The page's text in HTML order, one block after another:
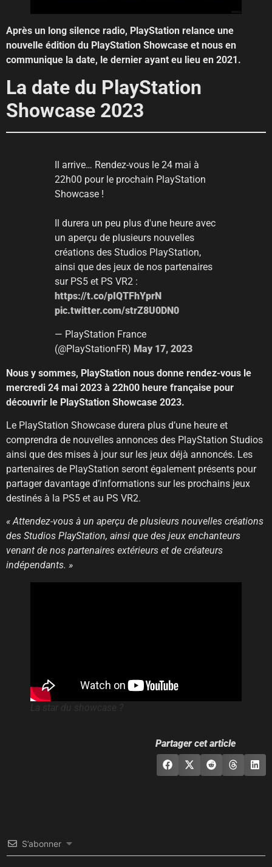
Après un long silence radio, PlayStation relance une
nouvelle édition du PlayStation Showcase et nous en
communique la date, le dernier ayant eu lieu en 2021.
La date du PlayStation
Showcase 2023
Il arrive… Rendez-vous le 24 mai à
22h00 pour le prochain PlayStation
Showcase !
Il durera un peu plus d'une heure avec
un aperçu de plusieurs nouvelles
créations des Studios PlayStation,
ainsi que des jeux de nos partenaires
sur PS5 et PS VR2 :
https://t.co/pIQTFhYprN
pic.twitter.com/strZ8U0DN0
— PlayStation France
(@PlayStationFR) May 17, 2023
Nous y sommes, PlayStation nous donne rendez-vous le
mercredi 24 mai 2023 à 22h00 heure française pour
découvrir le PlayStation Showcase 2023.
Le PlayStation Showcase durera plus d’une heure et
comprendra de nouvelles annonces des PlayStation Studios
ainsi que des mises à jour sur les jeux déjà annoncés. Les
partenaires de PlayStation seront également présents pour
partager davantage d’informations sur les prochains jeux
destinés à la PS5 et au PS VR2.
« Attendez-vous à un aperçu de plusieurs nouvelles créations
des Studios PlayStation, ainsi que des jeux enchanteurs
venant de nos partenaires extérieurs et de créateurs
indépendants. »
Partager cet article
S’abonner